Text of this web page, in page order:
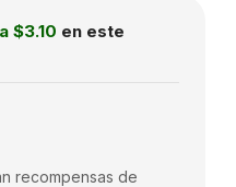
$3.10 en este
recompensas de